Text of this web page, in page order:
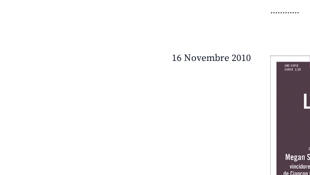
............
16 Novembre 2010